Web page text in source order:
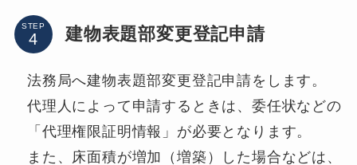
STEP 建物表題部変更登記申請
法務局へ建物表題部変更登記申請をします。
代理人によって申請するときは、委任状などの
「代理権限証明情報」が必要となります。
また、床面積が増加（増築）した場合などは、